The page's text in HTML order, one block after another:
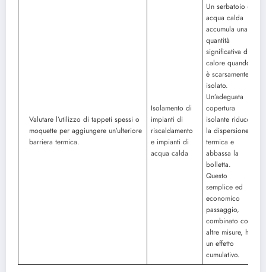
Valutare l’utilizzo di tappeti spessi o
moquette per aggiungere un’ulteriore
barriera termica.
Isolamento di
impianti di
riscaldamento
e impianti di
acqua calda
Un serbatoio di
acqua calda
accumula una
quantità
significativa di
calore quando
è scarsamente
isolato.
Un’adeguata
copertura
isolante riduce
la dispersione
termica e
abbassa la
bolletta.
Questo
semplice ed
economico
passaggio,
combinato con
altre misure, ha
un effetto
cumulativo.